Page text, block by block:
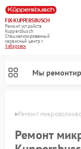
FIX-KUPPERSBUSCH
Ремонт устройств
Kuppersbusch
Специализированный
cервисный центр г.
Хабаровск
Мы
Ремонт
Ремонт